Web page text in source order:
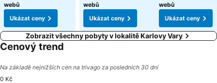
webů
Ukázat ceny
webů
Ukázat ceny
webů
Ukázat ceny
Zobrazit všechny pobyty v lokalitě Karlovy Vary
Cenový trend
Na základě nejnižších cen na trivago za posledních 30 dní
0 Kč